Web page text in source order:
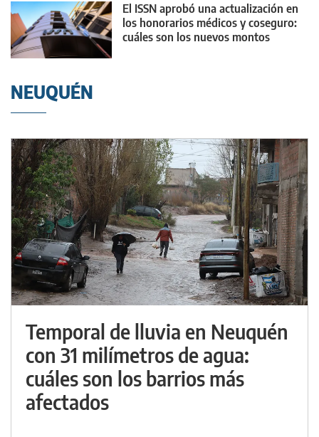
El ISSN aprobó una actualización en
los honorarios médicos y coseguro:
cuáles son los nuevos montos
NEUQUÉN
Temporal de lluvia en Neuquén
con 31 milímetros de agua:
cuáles son los barrios más
afectados